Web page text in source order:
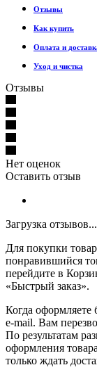
Отзывы
Как купить
Оплата и
Уход и чистка
Отзывы
Нет оценок
Оставить отзыв
Загрузка отзывов...
Для покупки
понравившийся
перейдите в
«Быстрый заказ».
Когда
e-mail. Вам
По результатам
оформления
только ждать